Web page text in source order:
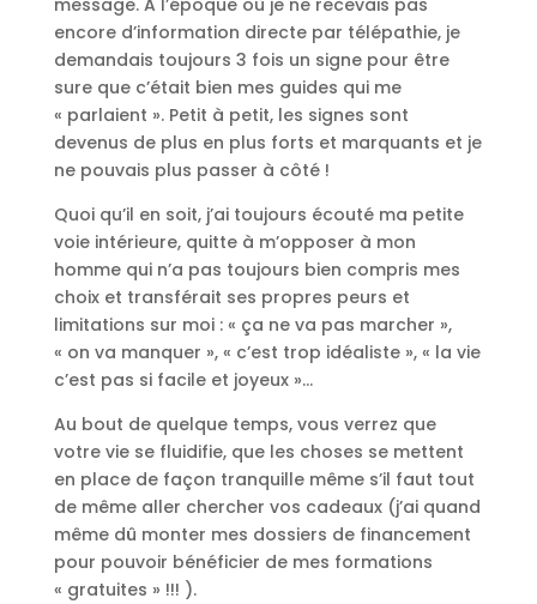
message. A l’époque où je ne recevais pas
encore d’information directe par télépathie, je
demandais toujours 3 fois un signe pour être
sure que c’était bien mes guides qui me
« parlaient ». Petit à petit, les signes sont
devenus de plus en plus forts et marquants et je
ne pouvais plus passer à côté !
Quoi qu’il en soit, j’ai toujours écouté ma petite
voie intérieure, quitte à m’opposer à mon
homme qui n’a pas toujours bien compris mes
choix et transférait ses propres peurs et
limitations sur moi : « ça ne va pas marcher »,
« on va manquer », « c’est trop idéaliste », « la vie
c’est pas si facile et joyeux »…
Au bout de quelque temps, vous verrez que
votre vie se fluidifie, que les choses se mettent
en place de façon tranquille même s’il faut tout
de même aller chercher vos cadeaux (j’ai quand
même dû monter mes dossiers de financement
pour pouvoir bénéficier de mes formations
« gratuites » !!! ).